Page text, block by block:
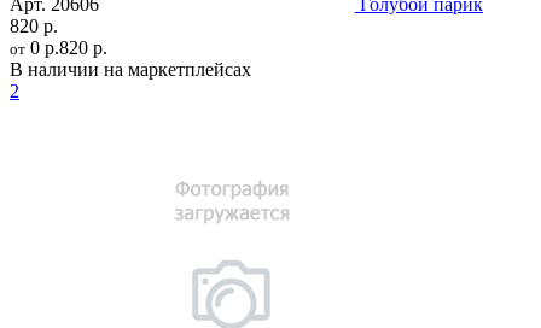
Арт. 20606
Голубой парик
820 р.
от 0 р.820 р.
В наличии на маркетплейсах
2